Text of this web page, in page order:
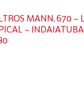
MANN, 670 –
–